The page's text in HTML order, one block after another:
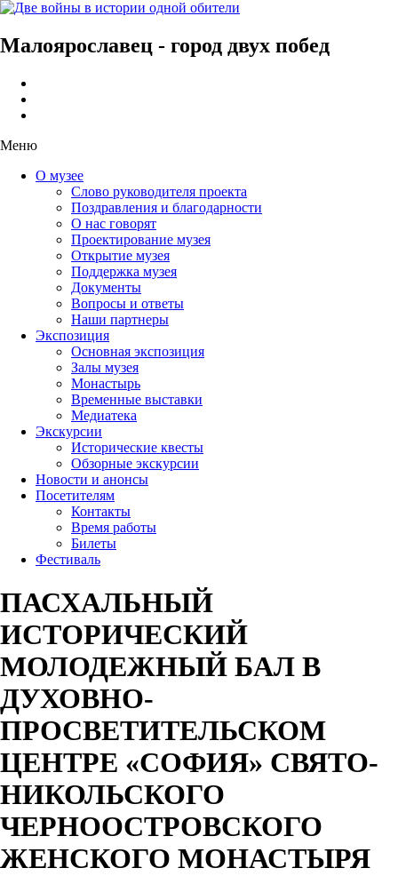
Малоярославец - город двух побед
Меню
О музее
Слово руководителя проекта
Поздравления и благодарности
О нас говорят
Проектирование музея
Открытие музея
Поддержка музея
Документы
Вопросы и ответы
Наши партнеры
Экспозиция
Основная экспозиция
Залы музея
Монастырь
Временные выставки
Медиатека
Экскурсии
Исторические квесты
Обзорные экскурсии
Новости и анонсы
Посетителям
Контакты
Время работы
Билеты
Фестиваль
ПАСХАЛЬНЫЙ
ИСТОРИЧЕСКИЙ
МОЛОДЕЖНЫЙ БАЛ В
ДУХОВНО-
ПРОСВЕТИТЕЛЬСКОМ
ЦЕНТРЕ «СОФИЯ» СВЯТО-
НИКОЛЬСКОГО
ЧЕРНООСТРОВСКОГО
ЖЕНСКОГО МОНАСТЫРЯ